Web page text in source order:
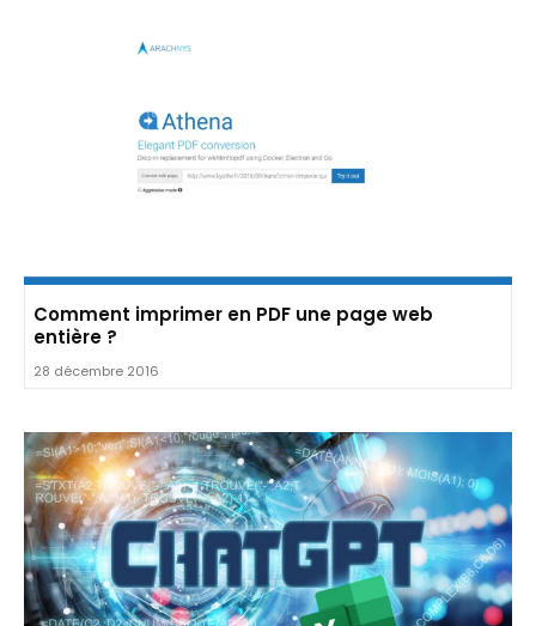
Comment imprimer en PDF une page web
entière ?
28 décembre 2016